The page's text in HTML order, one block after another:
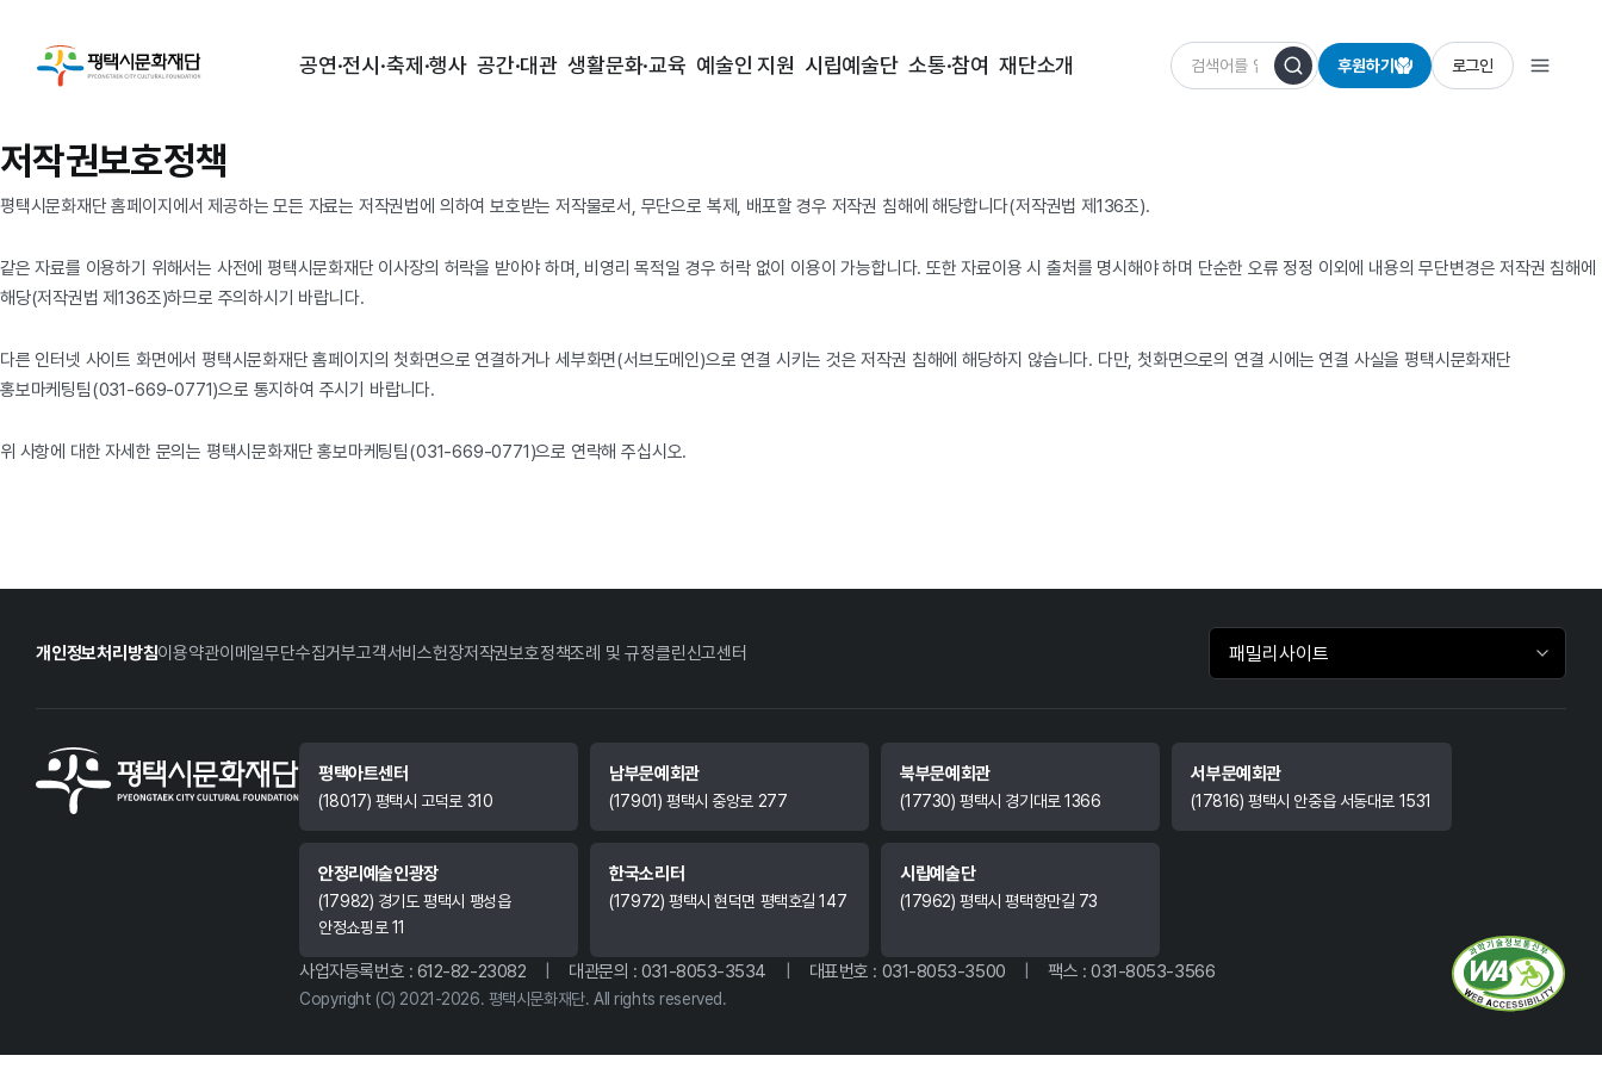
공연·전시·축제·행사 공간·대관 생활문화·교육 예술인 지원 시립예술단 소통·참여 재단소개 후원하기 로그인
저작권보호정책
평택시문화재단 홈페이지에서 제공하는 모든 자료는 저작권법에 의하여 보호받는 저작물로서, 무단으로 복제, 배포할 경우 저작권 침해에 해당합니다(저작권법 제136조).
같은 자료를 이용하기 위해서는 사전에 평택시문화재단 이사장의 허락을 받아야 하며, 비영리 목적일 경우 허락 없이 이용이 가능합니다. 또한 자료이용 시 출처를 명시해야 하며 단순한 오류 정정 이외에 내용의 무단변경은 저작권 침해에
해당(저작권법 제136조)하므로 주의하시기 바랍니다.
다른 인터넷 사이트 화면에서 평택시문화재단 홈페이지의 첫화면으로 연결하거나 세부화면(서브도메인)으로 연결 시키는 것은 저작권 침해에 해당하지 않습니다. 다만, 첫화면으로의 연결 시에는 연결 사실을 평택시문화재단
홍보마케팅팀(031-669-0771)으로 통지하여 주시기 바랍니다.
위 사항에 대한 자세한 문의는 평택시문화재단 홍보마케팅팀(031-669-0771)으로 연락해 주십시오.
개인정보처리방침이용약관이메일무단수집거부고객서비스헌장저작권보호정책조례 및 규정클린신고센터 패밀리사이트 바로가기
평택아트센터
(18017) 평택시 고덕로 310
남부문예회관
(17901) 평택시 중앙로 277
북부문예회관
(17730) 평택시 경기대로 1366
서부문예회관
(17816) 평택시 안중읍 서동대로 1531
안정리예술인광장
(17982) 경기도 평택시 팽성읍
안정쇼핑로 11
한국소리터
(17972) 평택시 현덕면 평택호길 147
시립예술단
(17962) 평택시 평택항만길 73
사업자등록번호 : 612-82-23082 대관문의 : 031-8053-3534 대표번호 : 031-8053-3500 팩스 : 031-8053-3566
Copyright (C) 2021-2026. 평택시문화재단. All rights reserved.